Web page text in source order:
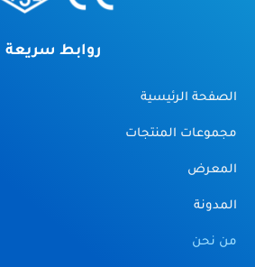
روابط سريعة
الصفحة الرئيسية
مجموعات المنتجات
المعرض
المدونة
من نحن